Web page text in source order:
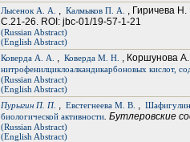
Лысенок А. А.
, Калмыков П. А. , Гиричева Н.
С.21-26. ROI: jbc-01/19-57-1-21
(Russian Abstract)
(English Abstract)
Коверда А. А.
, Коверда М. Н. , Коршунова
нитрофенилциклоалкандикарбоновых кислот,
(Russian Abstract)
(English Abstract)
Пурыгин П. П. , Евстегнеева М. В. , Шафигулин
биологической активности. Бутлеровские
(Russian Abstract)
(English Abstract)